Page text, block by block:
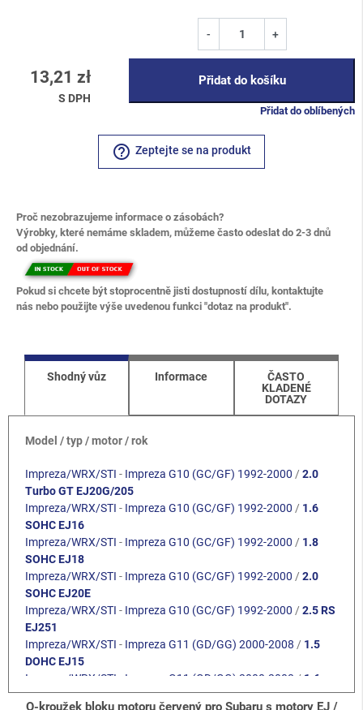
13,21 zł
S DPH
- +
Přidat do košíku
Přidat do oblíbených
help_outline Zeptejte se na produkt
Proč nezobrazujeme informace o zásobách?
Výrobky, které nemáme skladem, můžeme často odeslat do 2-3 dnů
od objednání.
Pokud si chcete být stoprocentně jisti dostupností dílu, kontaktujte
nás nebo použijte výše uvedenou funkci "dotaz na produkt".
Shodný vůz Informace
ČASTO
KLADENÉ
DOTAZY
Model / typ / motor / rok
Impreza/WRX/STI - Impreza G10 (GC/GF) 1992-2000 /2.0
Turbo GT EJ20G/205
Impreza/WRX/STI - Impreza G10 (GC/GF) 1992-2000 / 1.6
SOHC EJ16
Impreza/WRX/STI - Impreza G10 (GC/GF) 1992-2000 / 1.8
SOHC EJ18
Impreza/WRX/STI - Impreza G10 (GC/GF) 1992-2000 /2.0
SOHC EJ20E
Impreza/WRX/STI - Impreza G10 (GC/GF) 1992-2000 /2.5 RS
EJ251
Impreza/WRX/STI - Impreza G11 (GD/GG) 2000-2008 / 1.5
DOHC EJ15
Impreza/WRX/STI
Impreza G11 (GD/GG) 2000-2008 / 1.6
SOHC EJ16
O-kroužek bloku motoru červený pro Subaru s motory EJ /